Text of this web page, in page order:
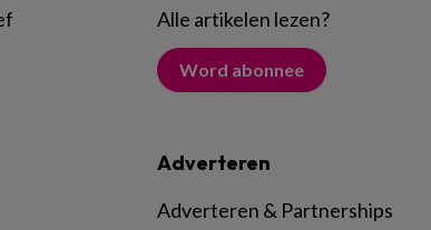
Alle artikelen lezen?
Word abonnee
Adverteren
Adverteren & Partnerships